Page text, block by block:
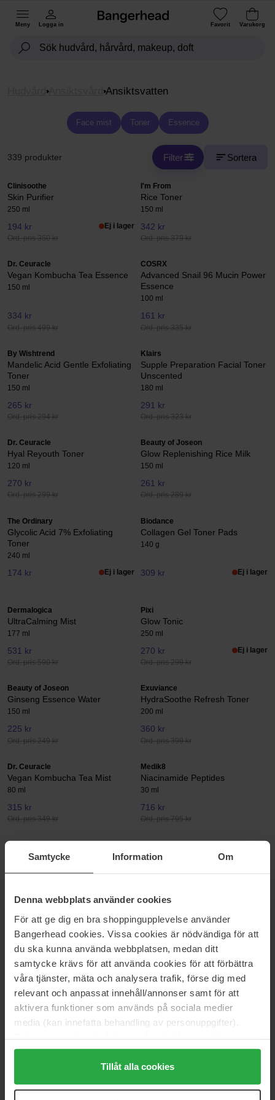
Samtycke Information Om
Denna webbplats använder cookies
För att ge dig en bra shoppingupplevelse använder
Bangerhead cookies. Vissa cookies är nödvändiga för att
du ska kunna använda webbplatsen, medan ditt
samtycke krävs för att använda cookies för att förbättra
våra tjänster, mäta och analysera trafik, förse dig med
relevant och anpassat innehåll/annonser samt för att
aktivera funktioner som används på sociala medier
media (kan innefatta behandling av personuppgifter).
Genom att trycka på "Tillåt alla cookies" accepterar du
alla cookies, medan du under "Detaljer" kan anpassa
användningen av cookies. Du kan när som helst återkalla
Tillåt alla cookies
Meny Logga in Favorit Varukorg
Ansiktsvård Ansiktsvatten
Face mist Toner Essence
339 produkter Filter Sortera
Clinisoothe
Skin Purifier
250 ml
194 kr
Ord. pris 350 kr
Ej i lager
I'm From
Rice Toner
150 ml
342 kr
Ord. pris 379 kr
Dr. Ceuracle
Vegan Kombucha Tea Essence
150 ml
334 kr
Ord. pris 499 kr
COSRX
Advanced Snail 96 Mucin Power
Essence
100 ml
161 kr
Ord. pris 335 kr
By Wishtrend
Mandelic Acid Gentle Exfoliating
Toner
150 ml
265 kr
Ord. pris 294 kr
Klairs
Supple Preparation Facial Toner
Unscented
180 ml
291 kr
Ord. pris 323 kr
Dr. Ceuracle
Hyal Reyouth Toner
120 ml
270 kr
Ord. pris 299 kr
Beauty of Joseon
Glow Replenishing Rice Milk
150 ml
261 kr
Ord. pris 289 kr
The Ordinary
Glycolic Acid 7% Exfoliating
Toner
240 ml
174 kr Ej i lager
Biodance
Collagen Gel Toner Pads
140 g
309 kr Ej i lager
Dermalogica
UltraCalming Mist
177 ml
531 kr
Ord. pris 590 kr
Pixi
Glow Tonic
250 ml
270 kr
Ord. pris 299 kr
Ej i lager
Beauty of Joseon
Ginseng Essence Water
150 ml
225 kr
Ord. pris 249 kr
Exuviance
HydraSoothe Refresh Toner
200 ml
360 kr
Ord. pris 399 kr
Dr. Ceuracle
Vegan Kombucha Tea Mist
80 ml
315 kr
Ord. pris 349 kr
Medik8
Niacinamide Peptides
30 ml
716 kr
Ord. pris 795 kr
Cellular Performance
890 kr
Black Rice Probiotics Barrier
245 kr
Goodal
Vegan Rice Milk Moisturizing
250 ml
Ord. pris 269 kr
Caudalie
Vinopure Purifying Toner
Ord. pris 195 kr
Caudalie
30 ml
Maria Åkerberg
125 ml
180 kr